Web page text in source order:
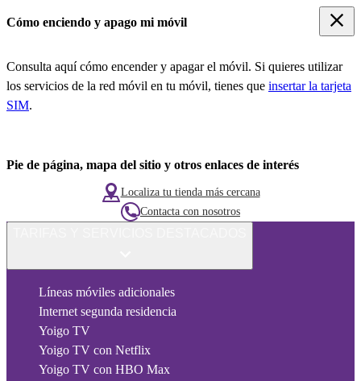
Cómo enciendo y apago mi móvil
Consulta aquí cómo encender y apagar el móvil. Si quieres utilizar
los servicios de la red móvil en tu móvil, tienes que insertar la tarjeta
SIM.
Pie de página, mapa del sitio y otros enlaces de interés
Localiza tu tienda más cercana
Contacta con nosotros
Líneas móviles adicionales
Internet segunda residencia
Yoigo TV
Yoigo TV con Netflix
Yoigo TV con HBO Max